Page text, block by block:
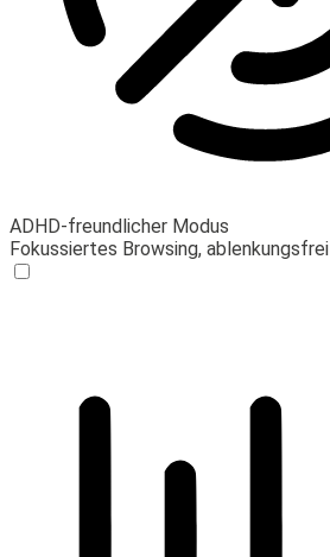
ADHD-freundlicher Modus
Fokussiertes Browsing, ablenkungsfrei